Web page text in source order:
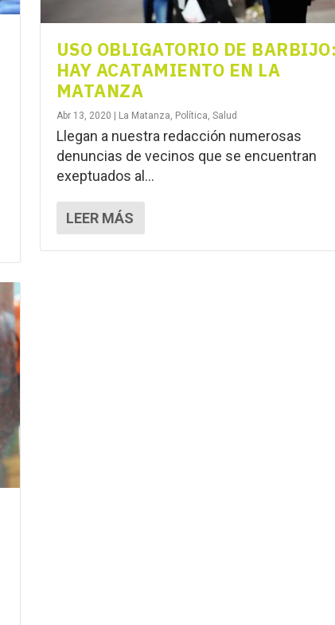
USO OBLIGATORIO DE
HAY ACATAMIENTO EN LA
MATANZA
Abr 13, 2020 | La Matanza Política Salud
Llegan a nuestra redacción numerosas
denuncias de vecinos que se encuentran
exeptuados al...
LEER MÁS